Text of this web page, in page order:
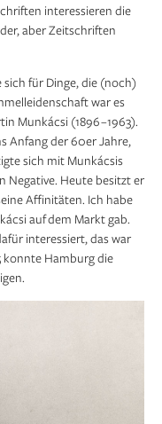
interessieren die
aber Zeitschriften
sich für Dinge, die (noch)
war es
Munkácsi (1896 –1963).
Anfang der 60er Jahre,
sich mit Munkácsis
Negative. Heute besitzt er
Affinitäten. Ich habe
auf dem Markt gab.
interessiert, das war
konnte Hamburg die